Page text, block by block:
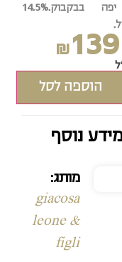
בבקבוק.14.5%
₪ 139
הוספה לסל
נוסף
מותג:
giacosa
leone &
figli